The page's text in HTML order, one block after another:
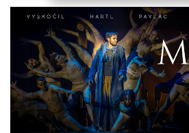
Previous